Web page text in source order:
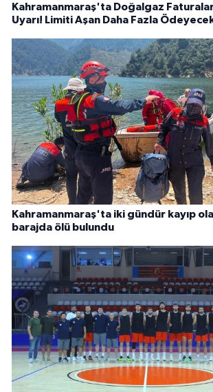
Kahramanmaraş'ta Doğalgaz
Uyarı! Limiti Aşan Daha Fazla
Kahramanmaraş'ta iki gündür kayıp
barajda ölü bulundu